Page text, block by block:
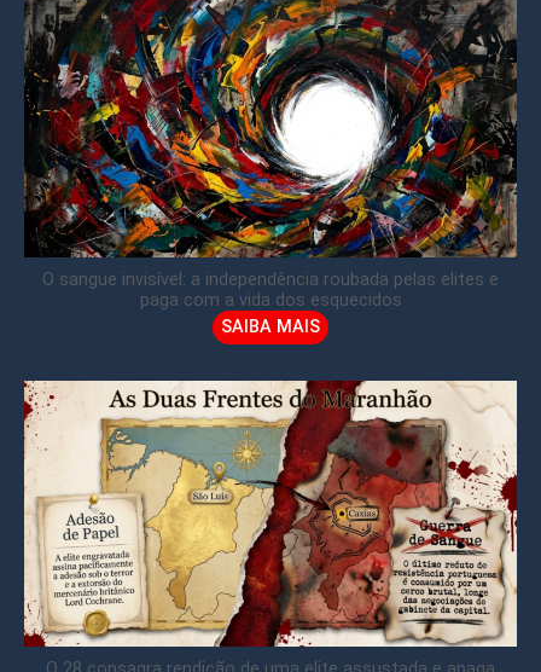
O sangue invisível: a independência roubada pelas elites e
paga com a vida dos esquecidos
SAIBA MAIS